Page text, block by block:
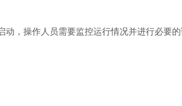
，操作人员需要监控运行情况并进行必要的